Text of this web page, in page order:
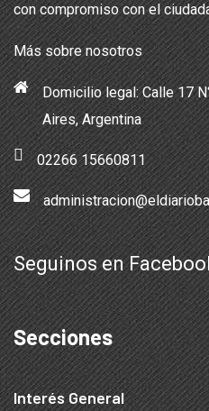
con compromiso con el
Más sobre nosotros
Domicilio legal: Calle 17
Aires, Argentina
02266 15660811
Seguinos en
Secciones
Interés General